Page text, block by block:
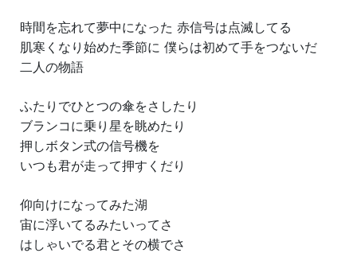
時間を忘れて夢中になった 赤信号は点滅してる
肌寒くなり始めた季節に 僕らは初めて手をつないだ
二人の物語
ふたりでひとつの傘をさしたり
ブランコに乗り星を眺めたり
押しボタン式の信号機を
いつも君が走って押すくだり
仰向けになってみた湖
宙に浮いてるみたいってさ
はしゃいでる君とその横でさ